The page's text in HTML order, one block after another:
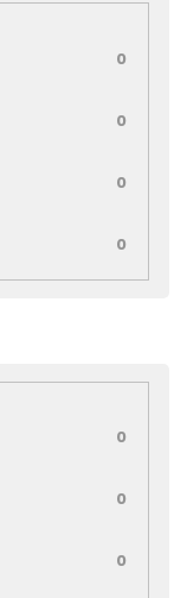
0
0
0
0
0
0
0